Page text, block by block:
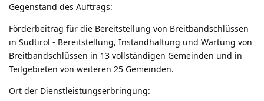
Gegenstand des Auftrags:
Förderbeitrag für die Bereitstellung von Breitbandschlüssen
in Südtirol - Bereitstellung, Instandhaltung und Wartung von
Breitbandschlüssen in 13 vollständigen Gemeinden und in
Teilgebieten von weiteren 25 Gemeinden.
Ort der Dienstleistungserbringung: